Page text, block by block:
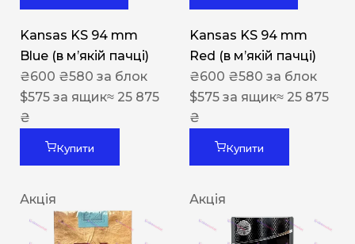
Kansas KS 94 mm
Blue (в мʼякій пачці)
₴600 ₴580 за блок
$575 за ящик≈ 25 875
₴
Купити
Kansas KS 94 mm
Red (в мʼякій пачці)
₴600 ₴580 за блок
$575 за ящик≈ 25 875
₴
Купити
Акція Акція